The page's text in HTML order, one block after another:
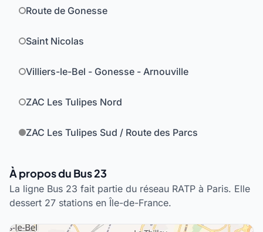
Route de Gonesse
Saint Nicolas
Villiers-le-Bel - Gonesse - Arnouville
ZAC Les Tulipes Nord
ZAC Les Tulipes Sud / Route des Parcs
À propos du Bus 23
La ligne Bus 23 fait partie du réseau RATP à Paris. Elle
dessert 27 stations en Île-de-France.